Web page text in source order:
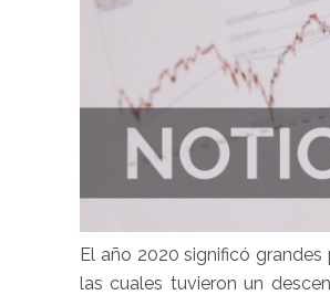
El año 2020 significó
las cuales tuvieron un